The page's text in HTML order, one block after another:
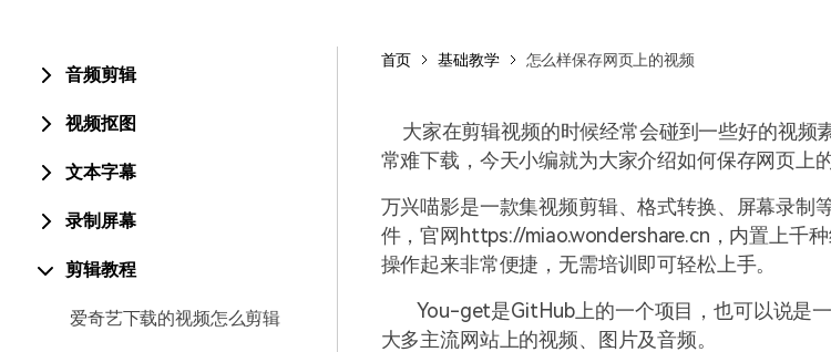
音频剪辑
视频抠图
文本字幕
录制屏幕
剪辑教程
爱奇艺下载的视频怎么剪辑
首页 基础教学 怎么样保存网页上的视频
大家在剪辑视频的时候经常会碰到一些好的视频
常难下载，今天小编就为大家介绍如何保存网页上的
万兴喵影是一款集视频剪辑、格式转换、屏幕录制
件，官网https://miao.wondershare.cn ，内置上千
操作起来非常便捷，无需培训即可轻松上手。
You-get是GitHub 上的一个项目，也可以说是
大多主流网站上的视频、图片及音频。